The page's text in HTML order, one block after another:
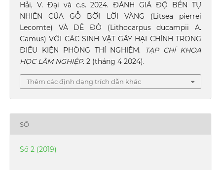
Hải, V. Đại và c.s. 2024. ĐÁNH GIÁ ĐỘ BỀN TỰ
NHIÊN CỦA GỖ BỜI LỜI VÀNG (Litsea pierrei
Lecomte) VÀ DẺ ĐỎ (Lithocarpus ducampii A.
Camus) VỚI CÁC SINH VẬT GÂY HẠI CHÍNH TRONG
ĐIỀU KIỆN PHÒNG THÍ NGHIỆM. TẠP CHÍ KHOA
HỌC LÂM NGHIỆP. 2 (tháng 4 2024).
Thêm các định dạng trích dẫn khác
SỐ
Số 2 (2019)